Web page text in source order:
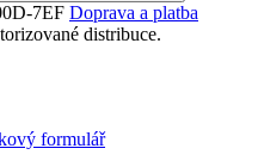
7EF Doprava a platba
distribuce.
formulář